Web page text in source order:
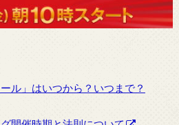
ル」はいつから？いつまで？